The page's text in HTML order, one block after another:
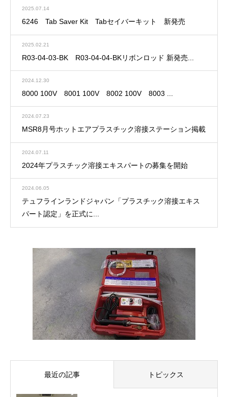
2025.07.14
6246 Tab Saver Kit Tabセイバーキット 新発売
2025.02.21
R03-04-03-BK R03-04-04-BKリボンロッド 新発売...
2024.12.30
8000 100V 8001 100V 8002 100V 8003 ...
2024.07.23
MSR8月号ホットエアプラスチック溶接ステーション掲載
2024.07.11
2024年プラスチック溶接エキスパートの募集を開始
2024.06.05
テュフラインランドジャパン「プラスチック溶接エキス
パート認定」を正式に...
最近の記事 トピックス